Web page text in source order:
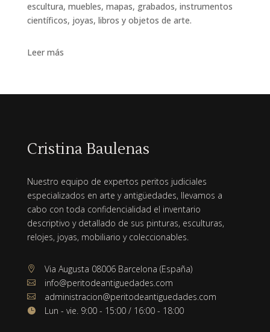
escultura, muebles, mapas, grabados, instrumentos
científicos, joyas, libros y objetos de arte.
Leer más
Cristina Baulenas
Nuestro equipo de expertos peritos judiciales
especializados en arte y antigüedades, llevamos a
cabo con toda confidencialidad el inventario
descriptivo y detallado de sus pinturas, esculturas,
relojes, joyas, mobiliario y coleccionables.
 Via Augusta 08006 Barcelona (España)
 info@peritodeantiguedades.com
 administracion@peritodeantiguedades.com
 Lun - vie. 9:00 - 15:00 / 16:00 - 18:00